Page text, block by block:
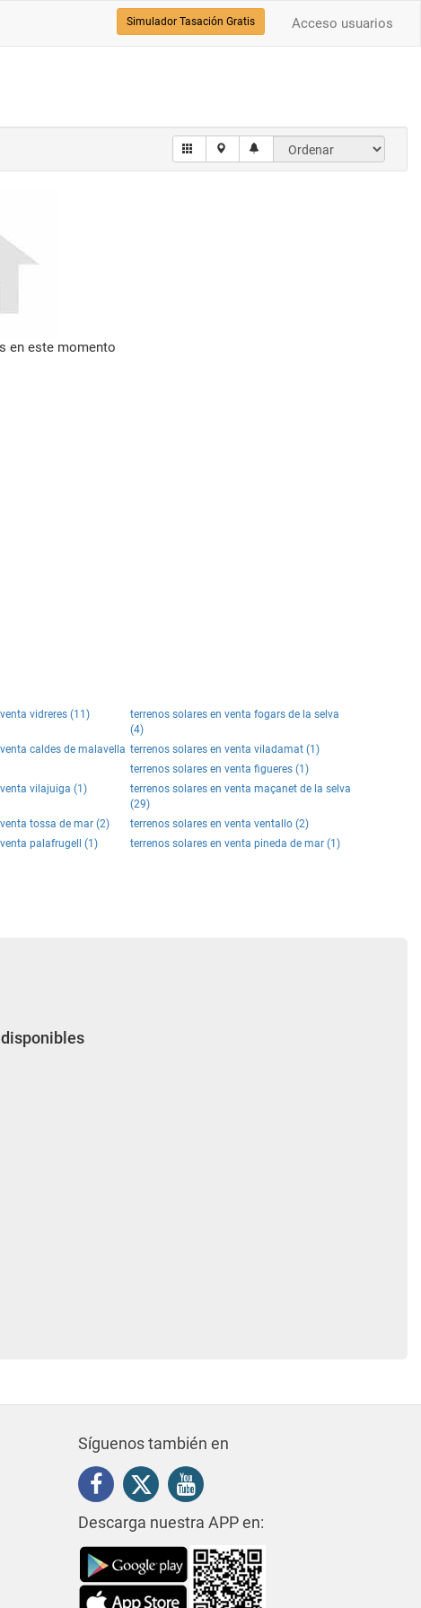
Acceso usuarios
Simulador Tasación Gratis
en este momento
vidreres (11)
terrenos solares en venta fogars de la selva
(4)
caldes de malavella terrenos solares en venta viladamat (1)
terrenos solares en venta figueres (1)
vilajuiga (1)
terrenos solares en venta maçanet de la selva
(29)
tossa de mar (2)
terrenos solares en venta ventallo (2)
palafrugell (1)
terrenos solares en venta pineda de mar (1)
Síguenos también en
Descarga nuestra APP en: